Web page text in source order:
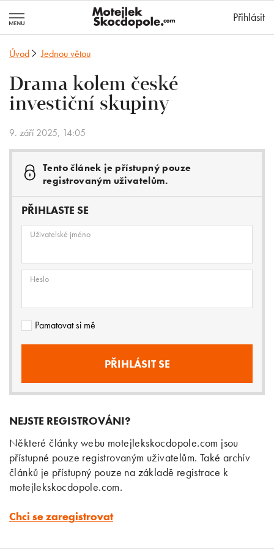
Přihlásit
Úvod Jednou větou
Drama kolem české
investiční skupiny
9. září 2025, 14:05
Tento článek je přístupný pouze
registrovaným uživatelům.
PŘIHLASTE SE
Uživatelské jméno
Heslo
Pamatovat si mě
NEJSTE REGISTROVÁNI?
Některé články webu motejlekskocdopole.com jsou
přístupné pouze registrovaným uživatelům. Také archív
článků je přístupný pouze na základě registrace k
motejlekskocdopole.com.
Chci se zaregistrovat